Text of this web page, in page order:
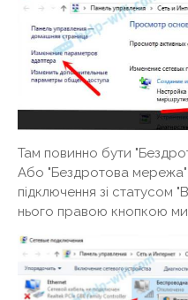
Там повинно бути
Або "Бездротова
підключення зі статусом
нього правою кнопкою